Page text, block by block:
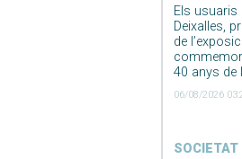
Els usuaris
Deixalles,
de
40 anys de
06/08/2026
SOCIETAT